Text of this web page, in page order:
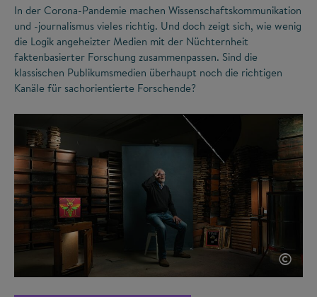
In der Corona-Pandemie machen Wissenschaftskommunikation
und -journalismus vieles richtig. Und doch zeigt sich, wie wenig
die Logik angeheizter Medien mit der Nüchternheit
faktenbasierter Forschung zusammenpassen. Sind die
klassischen Publikumsmedien überhaupt noch die richtigen
Kanäle für sachorientierte Forschende?
©